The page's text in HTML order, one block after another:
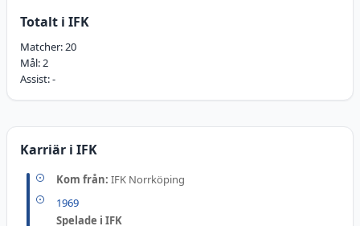
Totalt i IFK
Matcher:20
Mål:2
Assist:-
Karriär i IFK
Kom från: IFK Norrköping
1969
Spelade i IFK